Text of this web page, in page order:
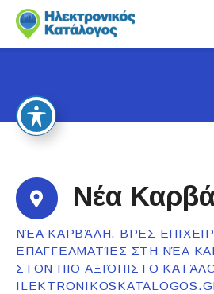
i
c
Νέα
ΝΈΑ ΚΑΡΒΆΛΗ. ΒΡΕΣ
ΕΠΑΓΓΕΛΜΑΤΊΕΣ ΣΤΗ ΝΈΑ
ΣΤΟΝ ΠΙΟ ΑΞΙΌΠΙΣΤΟ